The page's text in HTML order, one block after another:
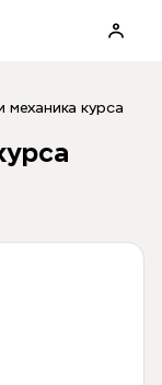
механика курса